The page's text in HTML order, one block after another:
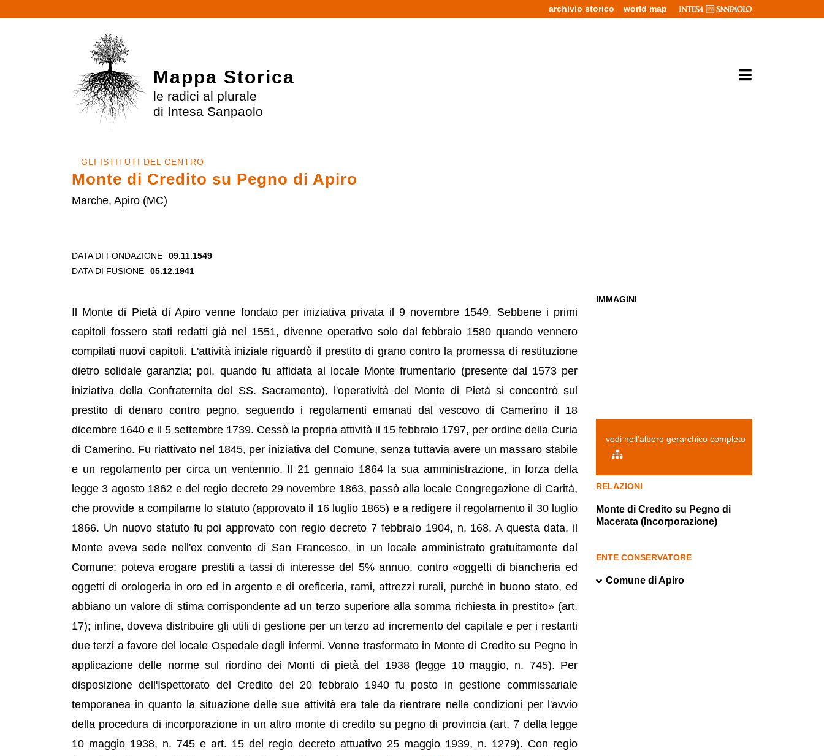
archivio storico world map
Mappa Storica
le radici al plurale
di Intesa Sanpaolo
GLI ISTITUTI DEL CENTRO
Monte di Credito su Pegno di Apiro
Marche, Apiro (MC)
DATA DI FONDAZIONE
09.11.1549
DATA DI FUSIONE
05.12.1941
Il Monte di Pietà di Apiro venne fondato per iniziativa privata il 9 novembre 1549. Sebbene i primi
capitoli fossero stati redatti già nel 1551, divenne operativo solo dal febbraio 1580 quando vennero
compilati nuovi capitoli. L'attività iniziale riguardò il prestito di grano contro la promessa di restituzione
dietro solidale garanzia; poi, quando fu affidata al locale Monte frumentario (presente dal 1573 per
iniziativa della Confraternita del SS. Sacramento), l'operatività del Monte di Pietà si concentrò sul
prestito di denaro contro pegno, seguendo i regolamenti emanati dal vescovo di Camerino il 18
dicembre 1640 e il 5 settembre 1739. Cessò la propria attività il 15 febbraio 1797, per ordine della Curia
di Camerino. Fu riattivato nel 1845, per iniziativa del Comune, senza tuttavia avere un massaro stabile
e un regolamento per circa un ventennio. Il 21 gennaio 1864 la sua amministrazione, in forza della
legge 3 agosto 1862 e del regio decreto 29 novembre 1863, passò alla locale Congregazione di Carità,
che provvide a compilarne lo statuto (approvato il 16 luglio 1865) e a redigere il regolamento il 30 luglio
1866. Un nuovo statuto fu poi approvato con regio decreto 7 febbraio 1904, n. 168. A questa data, il
Monte aveva sede nell'ex convento di San Francesco, in un locale amministrato gratuitamente dal
Comune; poteva erogare prestiti a tassi di interesse del 5% annuo, contro «oggetti di biancheria ed
oggetti di orologeria in oro ed in argento e di oreficeria, rami, attrezzi rurali, purché in buono stato, ed
abbiano un valore di stima corrispondente ad un terzo superiore alla somma richiesta in prestito» (art.
17); infine, doveva distribuire gli utili di gestione per un terzo ad incremento del capitale e per i restanti
due terzi a favore del locale Ospedale degli infermi. Venne trasformato in Monte di Credito su Pegno in
applicazione delle norme sul riordino dei Monti di pietà del 1938 (legge 10 maggio, n. 745). Per
disposizione dell'Ispettorato del Credito del 20 febbraio 1940 fu posto in gestione commissariale
temporanea in quanto la situazione delle sue attività era tale da rientrare nelle condizioni per l'avvio
della procedura di incorporazione in un altro monte di credito su pegno di provincia (art. 7 della legge
10 maggio 1938, n. 745 e art. 15 del regio decreto attuativo 25 maggio 1939, n. 1279). Con regio
IMMAGINI
vedi nell'albero gerarchico completo
RELAZIONI
Monte di Credito su Pegno di
Macerata (Incorporazione)
ENTE CONSERVATORE
Comune di Apiro